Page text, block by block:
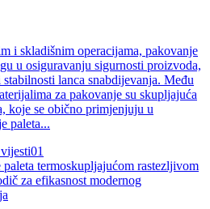
i skladišnim operacijama, pakovanje
u osiguravanju sigurnosti proizvoda,
lanca snabdijevanja. Među
za pakovanje su skupljajuća
koje se obično primjenjuju u
paleta...